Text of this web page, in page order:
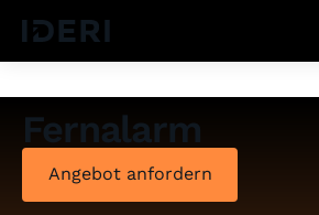
DEEN
Fernalarm
Angebot anfordern